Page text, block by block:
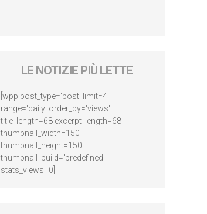
LE NOTIZIE PIÙ LETTE
[wpp post_type='post' limit=4
range='daily' order_by='views'
title_length=68 excerpt_length=68
thumbnail_width=150
thumbnail_height=150
thumbnail_build='predefined'
stats_views=0]